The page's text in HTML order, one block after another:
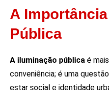
A
Pública
A iluminação pública é
conveniência; é uma
estar social e identidade